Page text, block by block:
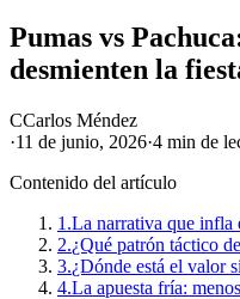
Pumas vs
desmienten la
CCarlos Méndez
·11 de junio, 2026·4 min de
Contenido del artículo
1.La narrativa que infla
2.¿Qué patrón táctico
3.¿Dónde está el valor
4.La apuesta fría: